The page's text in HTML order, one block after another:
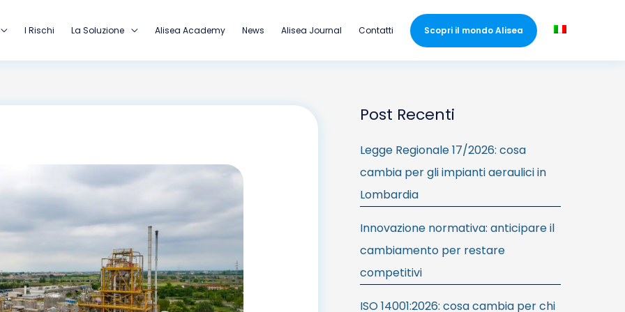
I Rischi La Soluzione Alisea Academy News Alisea Journal Contatti Scopri il mondo Alisea
Post Recenti
Legge Regionale 17/2026: cosa
cambia per gli impianti aeraulici in
Lombardia
Innovazione normativa: anticipare il
cambiamento per restare
competitivi
ISO 14001:2026: cosa cambia per chi